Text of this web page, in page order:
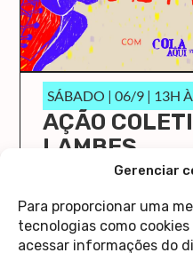
Gerenciar
Para proporcionar uma
tecnologias como
acessar informações do
SÁBADO | 06/9 | 13H
AÇÃO
LAMBES
O Cola Aqui/Stick Here
saiba mais